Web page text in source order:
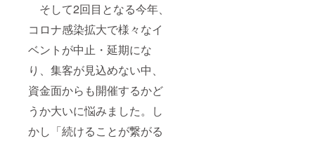
そして2回目となる今年、
コロナ感染拡大で様々なイ
ベントが中止・延期にな
り、集客が見込めない中、
資金面からも開催するかど
うか大いに悩みました。し
かし「続けることが繋がる